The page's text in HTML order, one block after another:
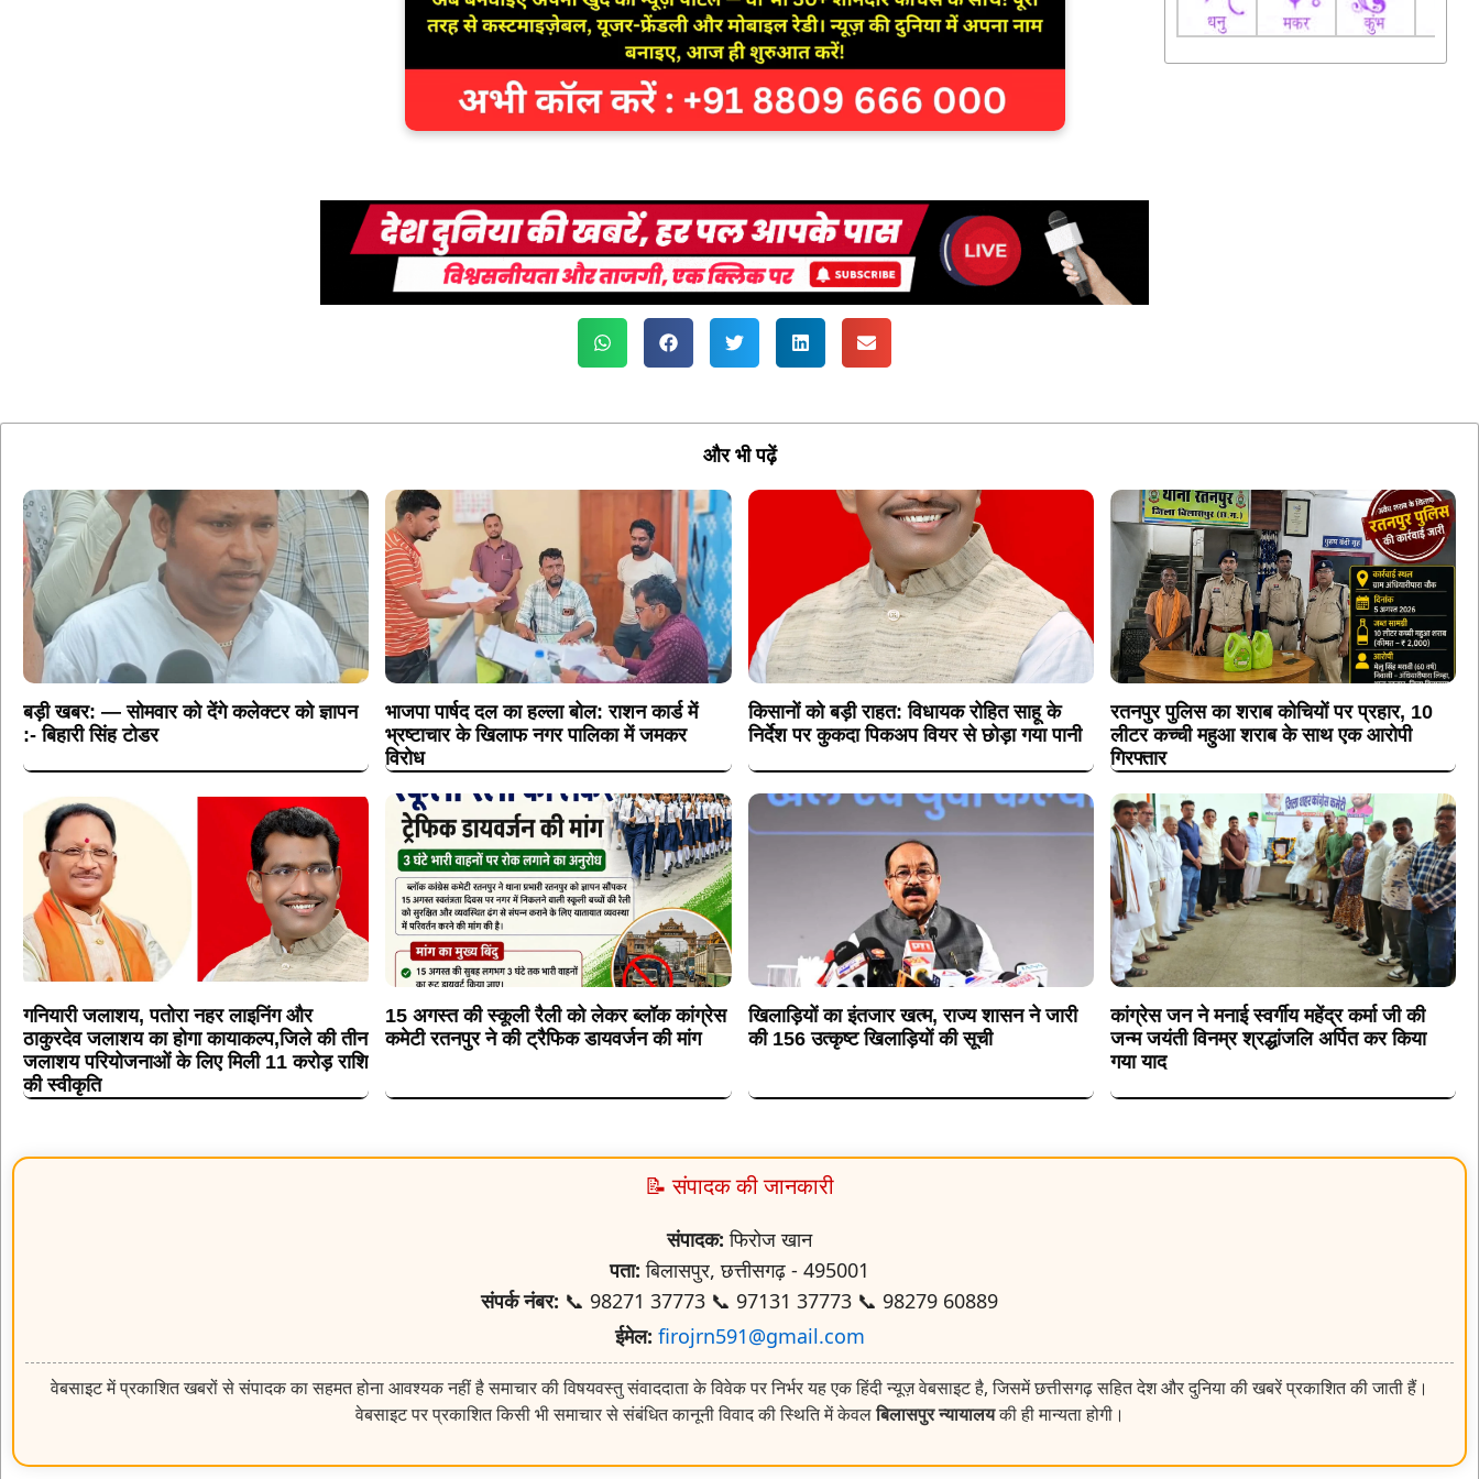
और भी पढ़ें
बड़ी खबर: — सोमवार को देंगे कलेक्टर को ज्ञापन
:- बिहारी सिंह टोडर
भाजपा पार्षद दल का हल्ला बोल: राशन कार्ड में
भ्रष्टाचार के खिलाफ नगर पालिका में जमकर
विरोध
किसानों को बड़ी राहत: विधायक रोहित साहू के
निर्देश पर कुकदा पिकअप वियर से छोड़ा गया पानी
रतनपुर पुलिस का शराब कोचियों पर प्रहार, 10
लीटर कच्ची महुआ शराब के साथ एक आरोपी
गिरफ्तार
गनियारी जलाशय, पतोरा नहर लाइनिंग और
ठाकुरदेव जलाशय का होगा कायाकल्प,जिले की तीन
जलाशय परियोजनाओं के लिए मिली 11 करोड़ राशि
की स्वीकृति
15 अगस्त की स्कूली रैली को लेकर ब्लॉक कांग्रेस
कमेटी रतनपुर ने की ट्रैफिक डायवर्जन की मांग
खिलाड़ियों का इंतजार खत्म, राज्य शासन ने जारी
की 156 उत्कृष्ट खिलाड़ियों की सूची
कांग्रेस जन ने मनाई स्वर्गीय महेंद्र कर्मा जी की
जन्म जयंती विनम्र श्रद्धांजलि अर्पित कर किया
गया याद
📝 संपादक की जानकारी
संपादक: फिरोज खान
पता: बिलासपुर, छत्तीसगढ़ - 495001
संपर्क नंबर: 📞 98271 37773 📞 97131 37773 📞 98279 60889
ईमेल: firojrn591@gmail.com
वेबसाइट में प्रकाशित खबरों से संपादक का सहमत होना आवश्यक नहीं है समाचार की विषयवस्तु संवाददाता के विवेक पर निर्भर यह एक हिंदी न्यूज़ वेबसाइट है, जिसमें छत्तीसगढ़ सहित देश और दुनिया की खबरें प्रकाशित की जाती हैं।
वेबसाइट पर प्रकाशित किसी भी समाचार से संबंधित कानूनी विवाद की स्थिति में केवलबिलासपुर न्यायालयकी ही मान्यता होगी।